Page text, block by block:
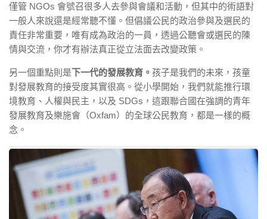
僅管 NGOs 會號召很多人去參與會議和活動，但其中的術語對
一般人來說還是經常聽不懂。但倡議公民的政治參與及選民的
責任非常重要，唯有成為政治的一員，透過公聽會或選民的陳
情與交流，你才有辦法真正從立法面去改變政策。
另一個重點則是下一代的發展教育。 孩子是我們的未來，孩童
對發展教育的接受度其實很高。從小學開始，我們就能推行環
境教育、人權與民主，以及 SDGs，這跟聯合國在強調的青年
發展教育及樂施會（Oxfam）的全球公民教育，都是一樣的概
念。